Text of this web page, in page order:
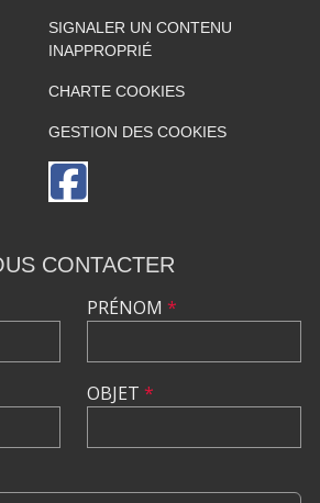
SIGNALER UN CONTENU
INAPPROPRIÉ
CHARTE COOKIES
GESTION DES COOKIES
CONTACTER
PRÉNOM *
OBJET *